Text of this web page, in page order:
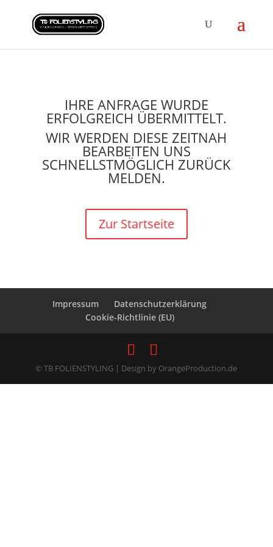
IHRE ANFRAGE WURDE
ERFOLGREICH ÜBERMITTELT.
WIR WERDEN DIESE ZEITNAH
BEARBEITEN UNS
SCHNELLSTMÖGLICH ZURÜCK
MELDEN.
Zur Startseite
Impressum
Datenschutzerklärung
Cookie-Richtlinie (EU)
© TB FOLIENSTYLING | Design by OrangeProduction.de